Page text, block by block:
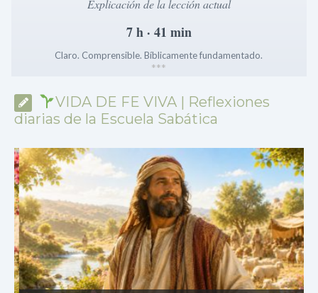
Explicación de la lección actual
7 h · 41 min
Claro. Comprensible. Bíblicamente fundamentado.
***
VIDA DE FE VIVA | Reflexiones
diarias de la Escuela Sabática